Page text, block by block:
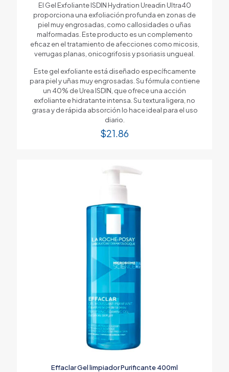
El Gel Exfoliante ISDIN Hydration Ureadin Ultra40
proporciona una exfoliación profunda en zonas de
piel muy engrosadas, como callosidades o uñas
malformadas. Este producto es un complemento
eficaz en el tratamiento de afecciones como micosis,
verrugas planas, onicogrifosis y psoriasis ungueal.
Este gel exfoliante está diseñado específicamente
para piel y uñas muy engrosadas. Su fórmula contiene
un 40% de Urea ISDIN, que ofrece una acción
exfoliante e hidratante intensa. Su textura ligera, no
grasa y de rápida absorción lo hace ideal para el uso
diario.
$21.86
Effaclar Gel limpiador Purificante 400ml